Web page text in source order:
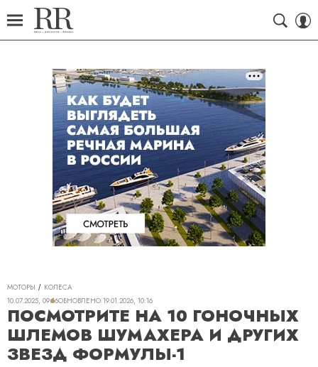
МОТОРЫ
КОЛЕСА
10.07.2025, 09:16ОБНОВЛЕНО 19.01.2026, 10:16
ПОСМОТРИТЕ НА 10 ГОНОЧНЫХ
ШЛЕМОВ ШУМАХЕРА И ДРУГИХ
ЗВЕЗД ФОРМУЛЫ-1